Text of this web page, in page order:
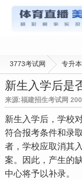
3773考试网 专升
新生入学后是
来源:福建招生考试网
新生入学后，学校
符合报考条件和录
者，学校应取消其
案。因此，产生的
中心将予以补录。